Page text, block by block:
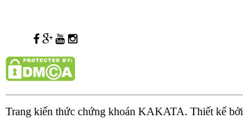
Trang kiến thức chứng khoán KAKATA. Thiết kế bởi